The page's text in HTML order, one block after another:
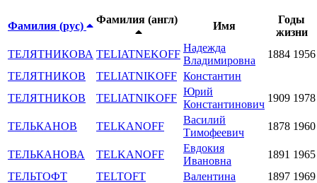
Фамилия (рус)
Фамилия (англ)
Имя
Годы
жизни
ТЕЛЯТНИКОВА TELIATNEKOFF
Надежда
Владимировна
1884 1956
ТЕЛЯТНИКОВ
TELIATNIKOFF Константин
ТЕЛЯТНИКОВ
TELIATNIKOFF
Юрий
Константинович
1909 1978
ТЕЛЬКАНОВ TELKANOFF
Василий
Тимофеевич
1878 1960
ТЕЛЬКАНОВА TELKANOFF
Евдокия
Ивановна
1891 1965
ТЕЛЬТОФТ
TELTOFT Валентина 1897 1969